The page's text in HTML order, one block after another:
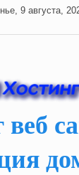
9 августа,